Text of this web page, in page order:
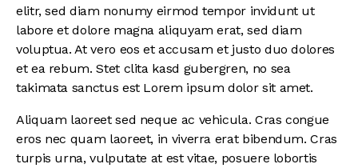
elitr, sed diam nonumy eirmod tempor invidunt ut
labore et dolore magna aliquyam erat, sed diam
voluptua. At vero eos et accusam et justo duo dolores
et ea rebum. Stet clita kasd gubergren, no sea
takimata sanctus est Lorem ipsum dolor sit amet.
Aliquam laoreet sed neque ac vehicula. Cras congue
eros nec quam laoreet, in viverra erat bibendum. Cras
turpis urna, vulputate at est vitae, posuere lobortis